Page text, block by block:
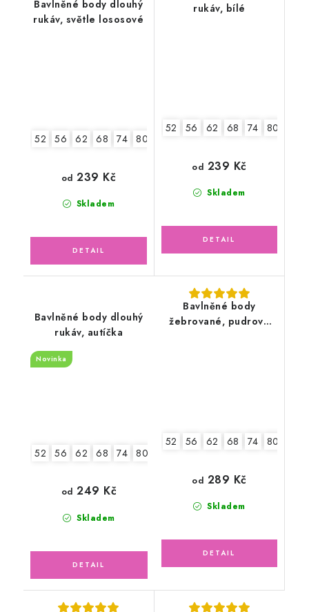
Bavlněné body dlouhý
rukáv, světle lososové
52 56 62 68 74 80
Skladem
od 239 Kč
rukáv, bílé
52 56 62 68 74 80
Skladem
od 239 Kč
Bavlněné body dlouhý
rukáv, autíčka
Novinka
52 56 62 68 74 80
Skladem
od 249 Kč
Bavlněné body
žebrované, pudrově
52 56 62 68 74 80
Skladem
od 289 Kč